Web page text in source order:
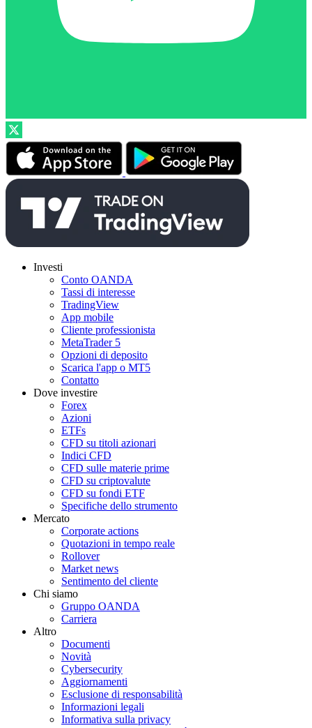
Investi
Conto OANDA
Tassi di interesse
TradingView
App mobile
Cliente professionista
MetaTrader 5
Opzioni di deposito
Scarica l'app o MT5
Contatto
Dove investire
Forex
Azioni
ETFs
CFD su titoli azionari
Indici CFD
CFD sulle materie prime
CFD su criptovalute
CFD su fondi ETF
Specifiche dello strumento
Mercato
Corporate actions
Quotazioni in tempo reale
Rollover
Market news
Sentimento del cliente
Chi siamo
Gruppo OANDA
Carriera
Altro
Documenti
Novità
Cybersecurity
Aggiornamenti
Esclusione di responsabilità
Informazioni legali
Informativa sulla privacy